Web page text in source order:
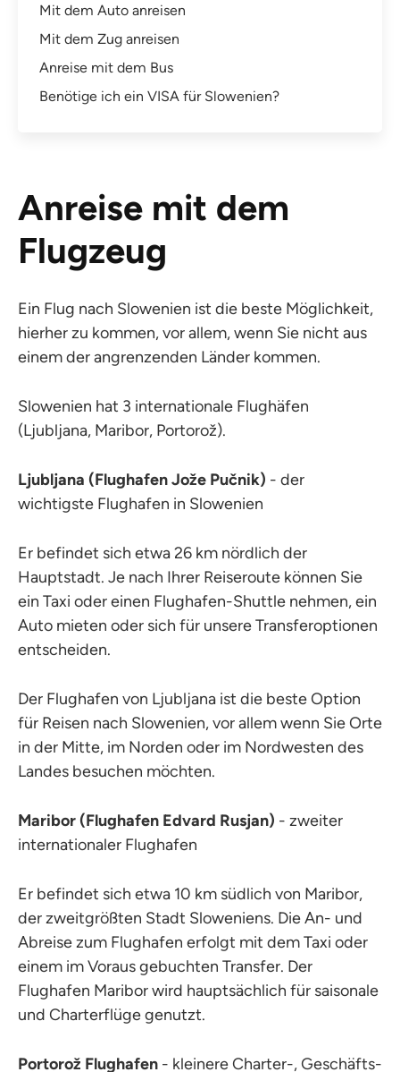
Mit dem Auto anreisen
Mit dem Zug anreisen
Anreise mit dem Bus
Benötige ich ein VISA für Slowenien?
Anreise mit dem
Flugzeug
Ein Flug nach Slowenien ist die beste Möglichkeit,
hierher zu kommen, vor allem, wenn Sie nicht aus
einem der angrenzenden Länder kommen.
Slowenien hat 3 internationale Flughäfen
(Ljubljana, Maribor, Portorož).
Ljubljana (Flughafen Jože Pučnik) - der
wichtigste Flughafen in Slowenien
Er befindet sich etwa 26 km nördlich der
Hauptstadt. Je nach Ihrer Reiseroute können Sie
ein Taxi oder einen Flughafen-Shuttle nehmen, ein
Auto mieten oder sich für unsere Transferoptionen
entscheiden.
Der Flughafen von Ljubljana ist die beste Option
für Reisen nach Slowenien, vor allem wenn Sie Orte
in der Mitte, im Norden oder im Nordwesten des
Landes besuchen möchten.
Maribor (Flughafen Edvard Rusjan) - zweiter
internationaler Flughafen
Er befindet sich etwa 10 km südlich von Maribor,
der zweitgrößten Stadt Sloweniens. Die An- und
Abreise zum Flughafen erfolgt mit dem Taxi oder
einem im Voraus gebuchten Transfer. Der
Flughafen Maribor wird hauptsächlich für saisonale
und Charterflüge genutzt.
Portorož Flughafen - kleinere Charter-, Geschäfts-